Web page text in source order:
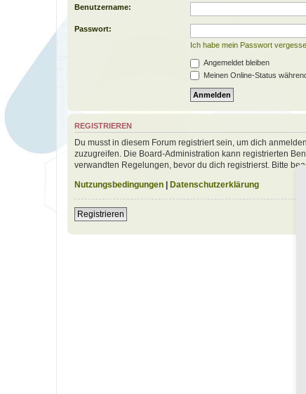
Benutzername:
Passwort:
Ich habe mein Passwort
Angemeldet bleiben
Meinen Online-Status
REGISTRIEREN
Du musst in diesem Forum registriert sein, um dich
zuzugreifen. Die Board-Administration kann registrierten
verwandten Regelungen, bevor du dich registrierst. Bitte
Nutzungsbedingungen | Datenschutzerklärung
Registrieren